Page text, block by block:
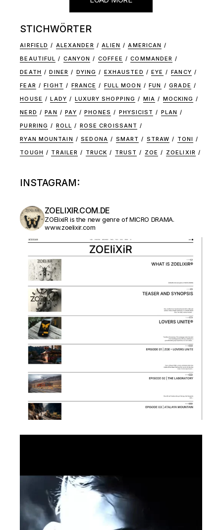
STICHWÖRTER
AIRFIELD ALEXANDER ALIEN
AMERICAN
BEAUTIFUL
CANYON COFFEE
COMMANDER
DEATH
DINER DYING EXHAUSTED EYE
FANCY
FEAR
FIGHT FRANCE FULL MOON FUN
GRADE
HOUSE
LADY LUXURY SHOPPING MIA
MOCKING
NERD
PAN PAY PHONES PHYSICIST
PLAN
PURRING
ROLL
ROSE CROISSANT
RYAN MOUNTAIN
SEDONA SMART STRAW
TONI
TOUGH
TRAILER TRUCK TRUST ZOE ZOELIXIR
INSTAGRAM:
ZOELIXIR.COM.DE
ZOElixiR is the new genre of MICRO DRAMA.
www.zoelixir.com